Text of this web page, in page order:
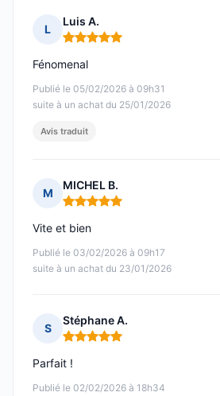
L
Luis A.
Note : 5 sur 5
Publié le 05/02/2026 à 09h31
suite à un achat du 25/01/2026
Féno­menal
Avis traduit
M
MICHEL B.
Note : 5 sur 5
Publié le 03/02/2026 à 09h17
suite à un achat du 23/01/2026
Vite et bien
S
Stéphane A.
Note : 5 sur 5
Publié le 02/02/2026 à 18h34
Parfait !